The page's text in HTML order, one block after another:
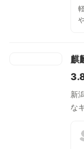
最
い
麒
新
な